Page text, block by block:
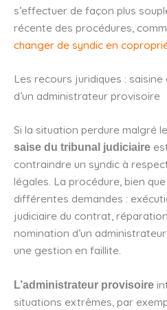
s’effectuer de façon plus
récente des procédures,
changer de syndic en
Les recours juridiques :
d’un administrateur provisoire
Si la situation perdure malgré
saise du tribunal judiciaire
contraindre un syndic à
légales. La procédure, bien
différentes demandes :
judiciaire du contrat,
nomination d’un
une gestion en faillite.
L’administrateur provisoire
situations extrêmes, par